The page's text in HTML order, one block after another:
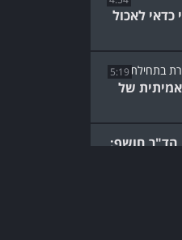
לאכול
5:19
של
הד"ר חושף: